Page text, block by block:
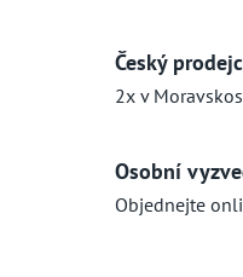
Český
2x v
Osobní
Objednejte